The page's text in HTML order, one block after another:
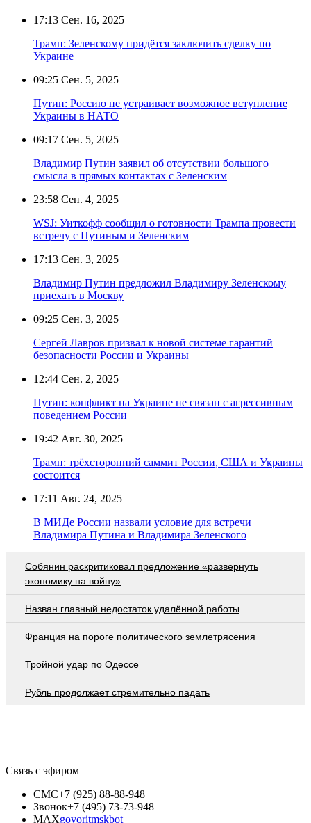
17:13 Сен. 16, 2025
Трамп: Зеленскому придётся заключить сделку по
Украине
09:25 Сен. 5, 2025
Путин: Россию не устраивает возможное вступление
Украины в НАТО
09:17 Сен. 5, 2025
Владимир Путин заявил об отсутствии большого
смысла в прямых контактах с Зеленским
23:58 Сен. 4, 2025
WSJ: Уиткофф сообщил о готовности Трампа провести
встречу с Путиным и Зеленским
17:13 Сен. 3, 2025
Владимир Путин предложил Владимиру Зеленскому
приехать в Москву
09:25 Сен. 3, 2025
Сергей Лавров призвал к новой системе гарантий
безопасности России и Украины
12:44 Сен. 2, 2025
Путин: конфликт на Украине не связан с агрессивным
поведением России
19:42 Авг. 30, 2025
Трамп: трёхсторонний саммит России, США и Украины
состоится
17:11 Авг. 24, 2025
В МИДе России назвали условие для встречи
Владимира Путина и Владимира Зеленского
Собянин раскритиковал предложение «развернуть
экономику на войну»
Назван главный недостаток удалённой работы
Франция на пороге политического землетрясения
Тройной удар по Одессe
Рубль продолжает стремительно падать
Связь с эфиром
СМС+7 (925) 88-88-948
Звонок+7 (495) 73-73-948
MAXgovoritmskbot